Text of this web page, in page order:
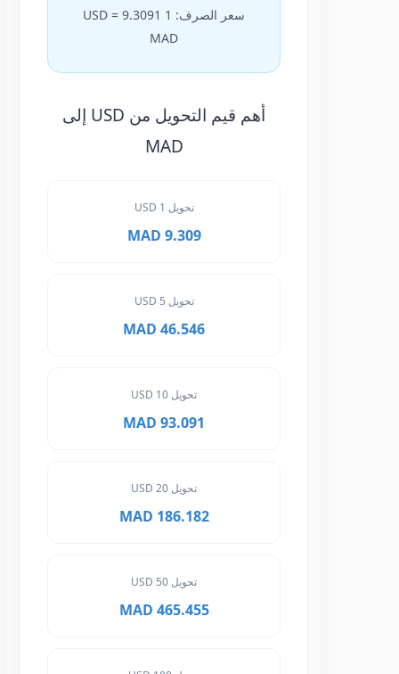
سعر الصرف: 1 USD = 9.3091
أهم قيم التحويل من USD إلى
MAD
تحويل 1 USD
9.309 MAD
تحويل 5 USD
46.546 MAD
93.091 MAD
186.182 MAD
465.455 MAD